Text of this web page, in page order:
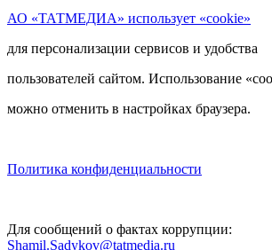
АО «ТАТМЕДИА» использует «cookie»
для персонализации сервисов и удобства
пользователей сайтом. Использование
можно отменить в настройках браузера.
Политика конфиденциальности
Для сообщений о фактах коррупции:
Shamil.Sadykov@tatmedia.ru